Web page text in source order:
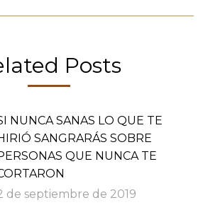
Posts
NUNCA SANAS LO QUE TE
SANGRARÁS SOBRE
QUE NUNCA TE
de septiembre de 2019